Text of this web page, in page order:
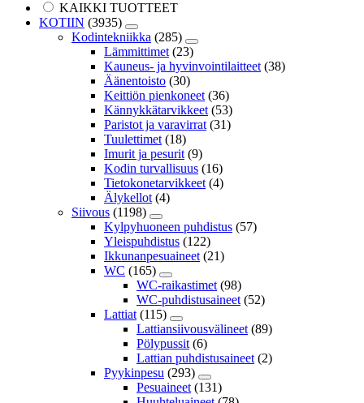
KAIKKI TUOTTEET
KOTIIN (3935)
Kodintekniikka (285)
Lämmittimet (23)
Kauneus- ja hyvinvointilaitteet (38)
Äänentoisto (30)
Keittiön pienkoneet (36)
Kännykkätarvikkeet (53)
Paristot ja varavirrat (31)
Tuulettimet (18)
Imurit ja pesurit (9)
Kodin turvallisuus (16)
Tietokonetarvikkeet (4)
Älykellot (4)
Siivous (1198)
Kylpyhuoneen puhdistus (57)
Yleispuhdistus (122)
Ikkunanpesuaineet (21)
WC (165)
WC-raikastimet (98)
WC-puhdistusaineet (52)
Lattiat (115)
Lattiansiivousvälineet (89)
Pölypussit (6)
Lattian puhdistusaineet (2)
Pyykinpesu (293)
Pesuaineet (131)